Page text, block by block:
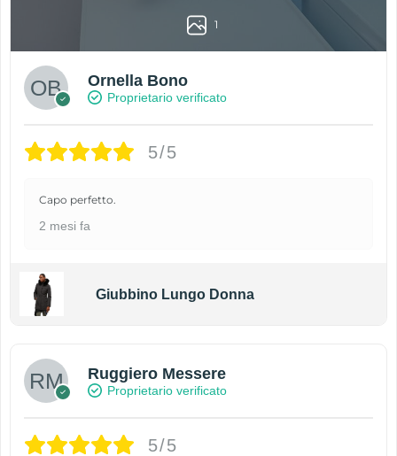
1
Ornella Bono
Proprietario verificato
5/5
Capo perfetto.
2 mesi fa
Giubbino Lungo Donna
Ruggiero Messere
Proprietario verificato
5/5